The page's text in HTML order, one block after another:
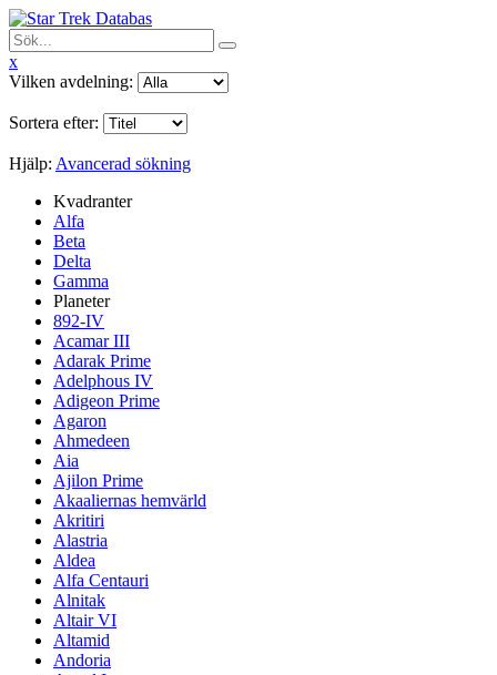
x
Vilken avdelning:
Sortera efter:
Hjälp: Avancerad sökning
Kvadranter
Alfa
Beta
Delta
Gamma
Planeter
892-IV
Acamar III
Adarak Prime
Adelphous IV
Adigeon Prime
Agaron
Ahmedeen
Aia
Ajilon Prime
Akaaliernas hemvärld
Akritiri
Alastria
Aldea
Alfa Centauri
Alnitak
Altair VI
Altamid
Andoria